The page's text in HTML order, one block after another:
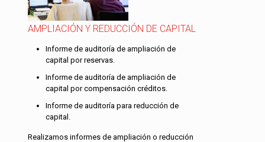
AMPLIACIÓN Y REDUCCIÓN DE CAPITAL
Informe de auditoría de ampliación de
capital por reservas.
Informe de auditoría de ampliación de
capital por compensación créditos.
Informe de auditoría para reducción de
capital.
Realizamos informes de ampliación o reducción